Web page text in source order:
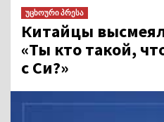
უცხოური პრესა
Китайцы
«Ты кто такой,
с Си?»